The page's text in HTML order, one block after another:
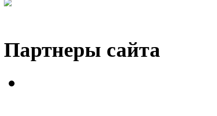
Партнеры сайта